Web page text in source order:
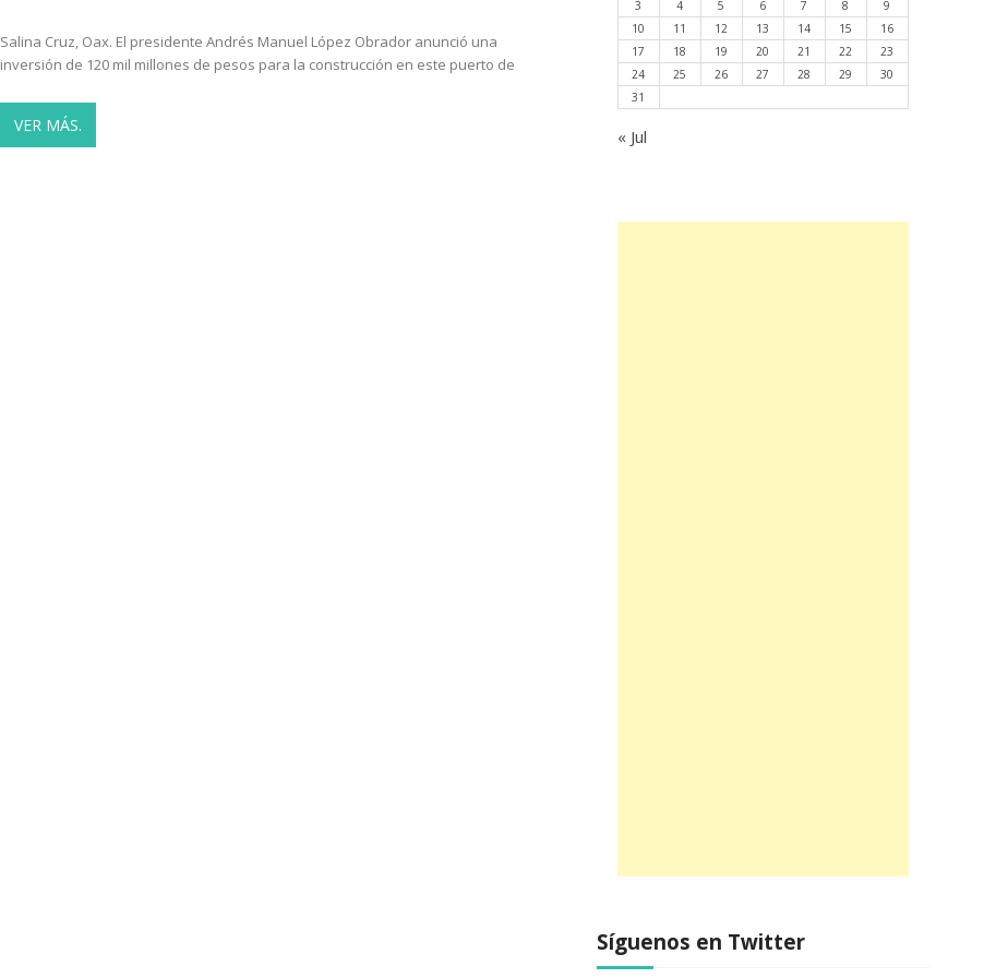
Salina Cruz, Oax. El presidente Andrés Manuel López Obrador anunció una
inversión de 120 mil millones de pesos para la construcción en este puerto de
VER MÁS.
3
4 5 6 7 8
9
10
11 12 13 14 15
16
17
18 19 20 21 22
23
24
25 26 27 28 29
30
31
« Jul
Síguenos en Twitter